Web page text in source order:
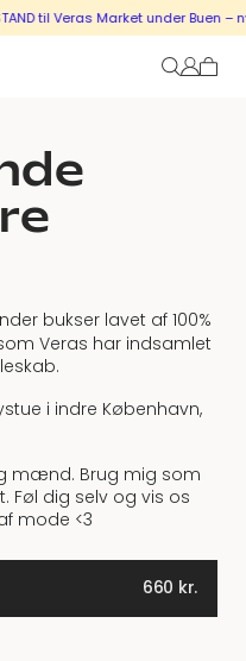
Veras Market under Buen – nye
bukser lavet af 100%
Veras har indsamlet
i indre København,
mænd. Brug mig som
Føl dig selv og vis os
mode <3
660 kr.